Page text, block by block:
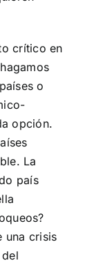
crítico en
o
opción.
La
país
una crisis